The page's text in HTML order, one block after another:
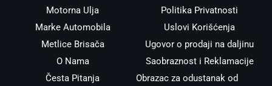
Motorna Ulja
Marke Automobila
Metlice Brisača
O Nama
Česta Pitanja
Politika Privatnosti
Uslovi Korišćenja
Ugovor o prodaji na daljinu
Saobraznost i Reklamacije
Obrazac za odustanak od